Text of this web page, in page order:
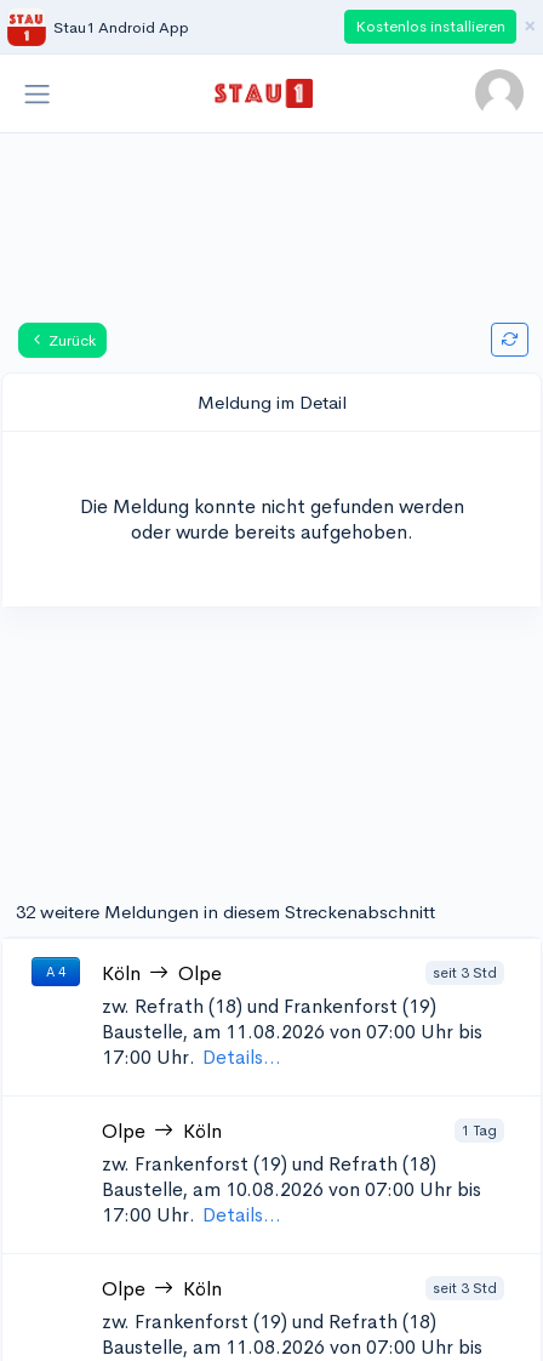
Stau1 Android App Kostenlos installieren ×
Zurück
Meldung im Detail
Die Meldung konnte nicht gefunden werden
oder wurde bereits aufgehoben.
32 weitere Meldungen in diesem Streckenabschnitt
A 4 Köln Olpe seit 3 Std
zw. Refrath (18) und Frankenforst (19)
Baustelle, am 11.08.2026 von 07:00 Uhr bis
17:00 Uhr. Details...
Olpe Köln 1 Tag
zw. Frankenforst (19) und Refrath (18)
Baustelle, am 10.08.2026 von 07:00 Uhr bis
17:00 Uhr. Details...
Olpe Köln seit 3 Std
zw. Frankenforst (19) und Refrath (18)
Baustelle, am 11.08.2026 von 07:00 Uhr bis